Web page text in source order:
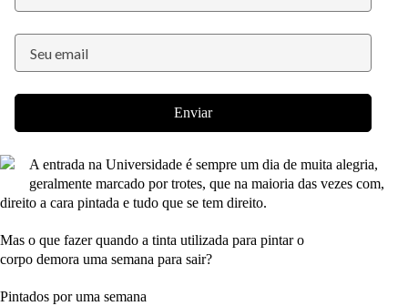
Enviar
A entrada na Universidade é sempre um dia de muita alegria,
geralmente marcado portrotes, que na maioria das vezes com,
direito a cara pintada e tudo que se tem direito.
Mas o que fazer quando a tinta utilizada para pintar o
corpo demora uma semana para sair?
Pintados por uma semana